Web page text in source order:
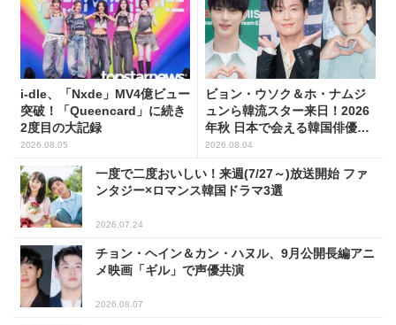
i-dle、「Nxde」MV4億ビュー
突破！「Queencard」に続き
2度目の大記録
2026.08.05
ビョン・ウソク＆ホ・ナムジ
ュンら韓流スター来日！2026
年秋 日本で会える韓国俳優10
人
2026.08.04
一度で二度おいしい！来週(7/27～)放送開始 ファ
ンタジー×ロマンス韓国ドラマ3選
2026.07.24
チョン・ヘイン＆カン・ハヌル、9月公開長編アニ
メ映画「ギル」で声優共演
2026.08.07